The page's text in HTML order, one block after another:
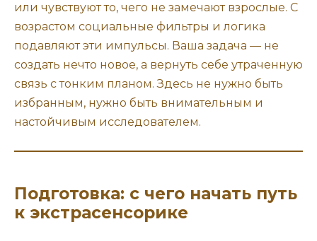
или чувствуют то, чего не замечают взрослые. С
возрастом социальные фильтры и логика
подавляют эти импульсы. Ваша задача — не
создать нечто новое, а вернуть себе утраченную
связь с тонким планом. Здесь не нужно быть
избранным, нужно быть внимательным и
настойчивым исследователем.
Подготовка: с чего начать путь
к экстрасенсорике